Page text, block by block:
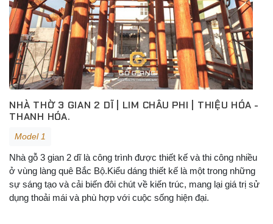
NHÀ THỜ 3 GIAN 2 DĨ | LIM CHÂU PHI | THIỆU HÓA -
THANH HÓA.
Model 1
Nhà gỗ 3 gian 2 dĩ là công trình được thiết kế và thi công nhiều
ở vùng làng quê Bắc Bộ.Kiểu dáng thiết kế là một trong những
sự sáng tạo và cải biến đôi chút về kiến trúc, mang lại giá trị sử
dụng thoải mái và phù hợp với cuộc sống hiện đại.